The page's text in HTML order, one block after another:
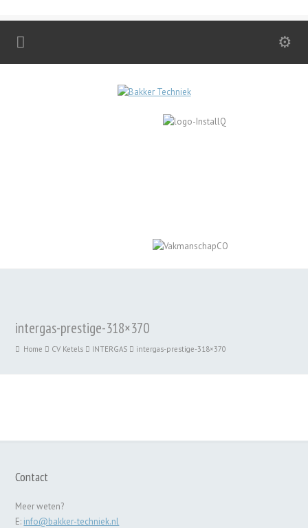
intergas-prestige-318×370
Home CV Ketels INTERGAS intergas-prestige-318×370
Contact
Meer weten?
E: info@bakker-techniek.nl